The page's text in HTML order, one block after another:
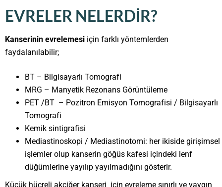
EVRELER NELERDIR?
Kanserinin evrelemesi için farklı yöntemlerden
faydalanılabilir;
BT – Bilgisayarlı Tomografi
MRG – Manyetik Rezonans Görüntüleme
PET /BT – Pozitron Emisyon Tomografisi / Bilgisayarlı
Tomografi
Kemik sintigrafisi
Mediastinoskopi / Mediastinotomi: her ikiside girişimsel
işlemler olup kanserin göğüs kafesi içindeki lenf
düğümlerine yayılıp yayılmadığını gösterir.
Küçük hücreli akciğer kanseri için evreleme sınırlı ve yaygın